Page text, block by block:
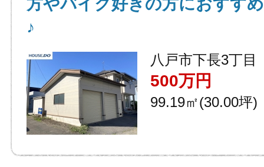
方やバイク好きの方におすす
♪
八戸市下長3丁目
500万円
99.19㎡(30.00坪)